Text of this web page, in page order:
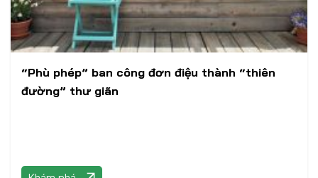
“Phù phép” ban công đơn điệu thành “thiên
đường” thư giãn